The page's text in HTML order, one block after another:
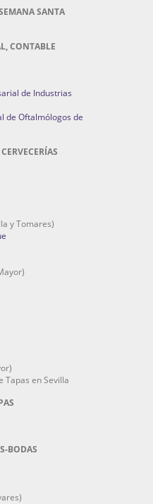
SANTA
CONTABLE
de Industrias
de Oftalmólogos de
y Tomares)
Tapas en Sevilla
BODAS